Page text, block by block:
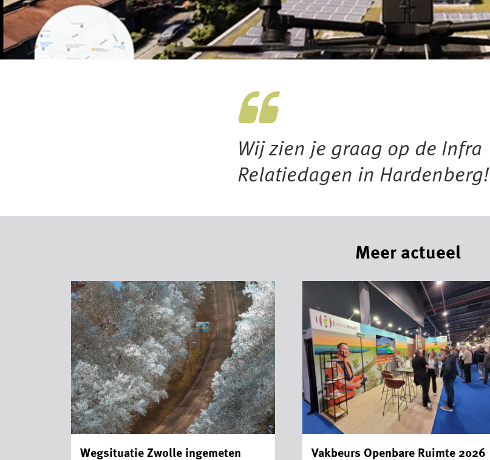
Wij zien je graag op de Infra
Relatiedagen in Hardenberg!
Meer actueel
Wegsituatie Zwolle ingemeten Vakbeurs Openbare Ruimte 2026